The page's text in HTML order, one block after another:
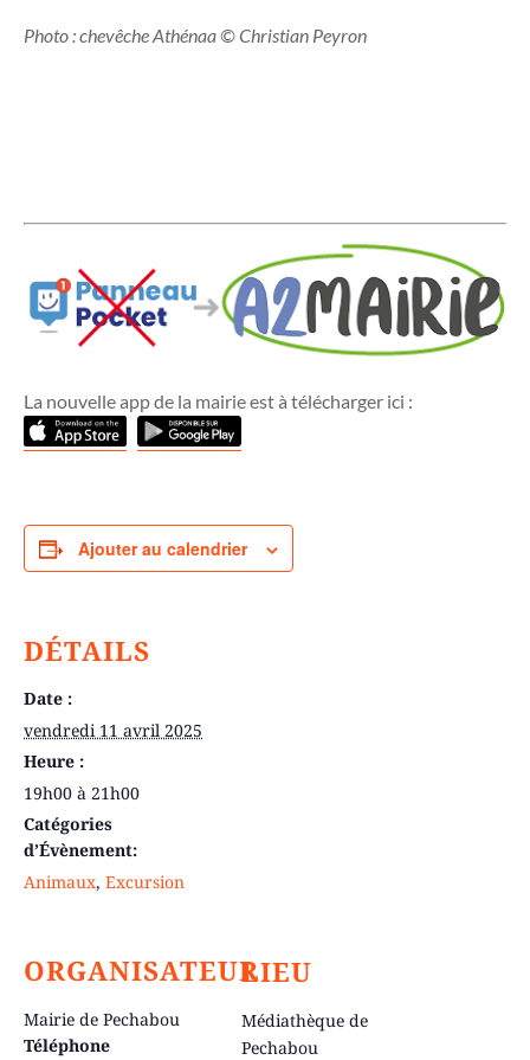
Photo : chevêche Athénaa © Christian Peyron
La nouvelle app de la mairie est à télécharger ici :
Ajouter au calendrier
DÉTAILS
Date :
vendredi 11 avril 2025
Heure :
19h00 à 21h00
Catégories
d’Évènement:
Animaux, Excursion
ORGANISATEUR
Mairie de Pechabou
Téléphone
LIEU
Médiathèque de
Pechabou